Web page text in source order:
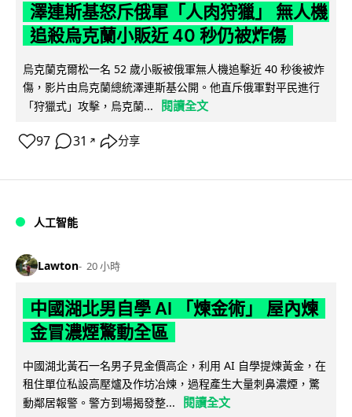
澤連斯基怒斥俄軍「人肉狩獵」 無人機
追殺烏克蘭小販近 40 秒仍被炸傷
烏克蘭克爾松一名 52 歲小販被俄軍無人機追擊近 40 秒後被炸
傷，影片由烏克蘭總統澤連斯基公開。他直斥俄軍對平民進行
「狩獵式」攻擊，烏克蘭...
閱讀全文
97 31 ↗ 分享
人工智能
Lawton 20 小時
中國湖北男自學 AI 「煉金術」 屋內煉
金冒濃煙驚動全區
中國湖北黃石一名男子見金價高企，利用 AI 自學提煉黃金，在
租住單位私設高壓爐及作坊冶煉，過程產生大量刺鼻濃煙，驚
動鄰居報警。警方到場揭發整...
閱讀全文